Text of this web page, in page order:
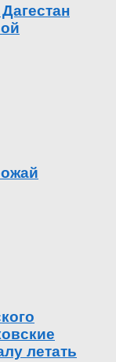
летать